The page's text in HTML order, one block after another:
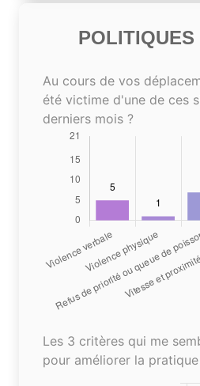
Au cours de vos
été victime d'une de ces
derniers mois ?
Les 3 critères qui me
pour améliorer la